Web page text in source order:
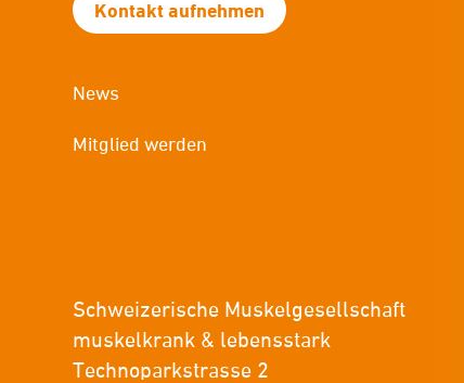
Schweizerische Muskelgesellschaft
muskelkrank & lebensstark
Technoparkstrasse 2
Kontakt aufnehmen
News
Mitglied werden